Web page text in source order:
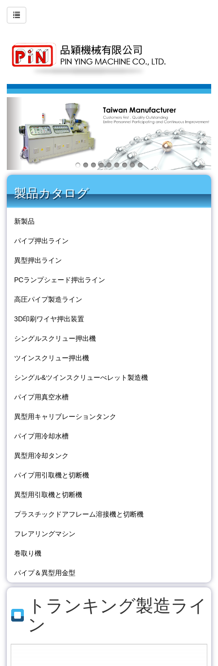
製品カタログ
新製品
パイプ押出ライン
異型押出ライン
PCランプシェード押出ライン
高圧パイプ製造ライン
3D印刷ワイヤ押出装置
シングルスクリュー押出機
ツインスクリュー押出機
シングル&ツインスクリューべレット製造機
パイプ用真空水槽
異型用キャリブレーションタンク
パイプ用冷却水槽
異型用冷却タンク
パイプ用引取機と切断機
異型用引取機と切断機
プラスチックドアフレーム溶接機と切断機
フレアリングマシン
巻取り機
パイプ＆異型用金型
トランキング製造ライ
ン